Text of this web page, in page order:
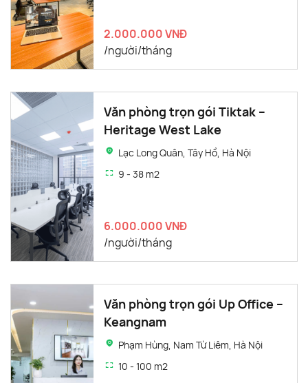
2.000.000 VNĐ
/người/tháng
Văn phòng trọn gói Tiktak –
Heritage West Lake
Lạc Long Quân, Tây Hồ, Hà Nội
9 - 38 m2
6.000.000 VNĐ
/người/tháng
Văn phòng trọn gói Up Office –
Keangnam
Phạm Hùng, Nam Từ Liêm, Hà Nội
10 - 100 m2